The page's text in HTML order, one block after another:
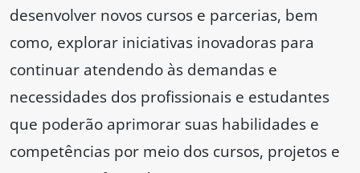
desenvolver novos cursos e parcerias, bem
como, explorar iniciativas inovadoras para
continuar atendendo às demandas e
necessidades dos profissionais e estudantes
que poderão aprimorar suas habilidades e
competências por meio dos cursos, projetos e